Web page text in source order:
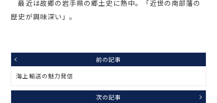
最近は故郷の岩手県の郷土史に熱中。「近世の南部藩の
歴史が興味深い」。
前の記事
海上輸送の魅力発信
次の記事